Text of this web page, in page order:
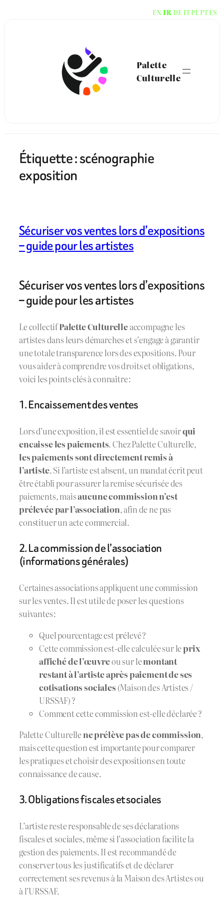
Palette
Culturelle
Étiquette :scénographie
exposition
Sécuriser vos ventes lors d’expositions
– guide pour les artistes
Sécuriser vos ventes lors d’expositions
– guide pour les artistes
Le collectifPalette Culturelleaccompagne les
artistes dans leurs démarches et s’engage à garantir
une totale transparence lors des expositions. Pour
vous aider à comprendre vos droits et obligations,
voici les points clés à connaître :
1. Encaissement des ventes
Lors d’une exposition, il est essentiel de savoirqui
encaisse les paiements. Chez Palette Culturelle,
les paiements sont directement remis à
l’artiste. Si l’artiste est absent, un mandat écrit peut
être établi pour assurer la remise sécurisée des
paiements, maisaucune commission n’est
prélevée par l’association, afin de ne pas
constituer un acte commercial.
2. La commission de l’association
(informations générales)
Certaines associations appliquent une commission
sur les ventes. Il est utile de poser les questions
suivantes :
Quel pourcentage est prélevé ?
Cette commission est-elle calculée sur leprix
affiché de l’œuvreou sur lemontant
restant à l’artiste après paiement de ses
cotisations sociales (Maison des Artistes /
URSSAF) ?
Comment cette commission est-elle déclarée ?
Palette Culturelle ne prélève pas de commission,
mais cette question est importante pour comparer
les pratiques et choisir des expositions en toute
connaissance de cause.
3. Obligations fiscales et sociales
L’artiste reste responsable de ses déclarations
fiscales et sociales, même si l’association facilite la
gestion des paiements. Il est recommandé de
conserver tous les justificatifs et de déclarer
correctement ses revenus à la Maison des Artistes ou
à l’URSSAF.
EN FR DE ITPL PTES